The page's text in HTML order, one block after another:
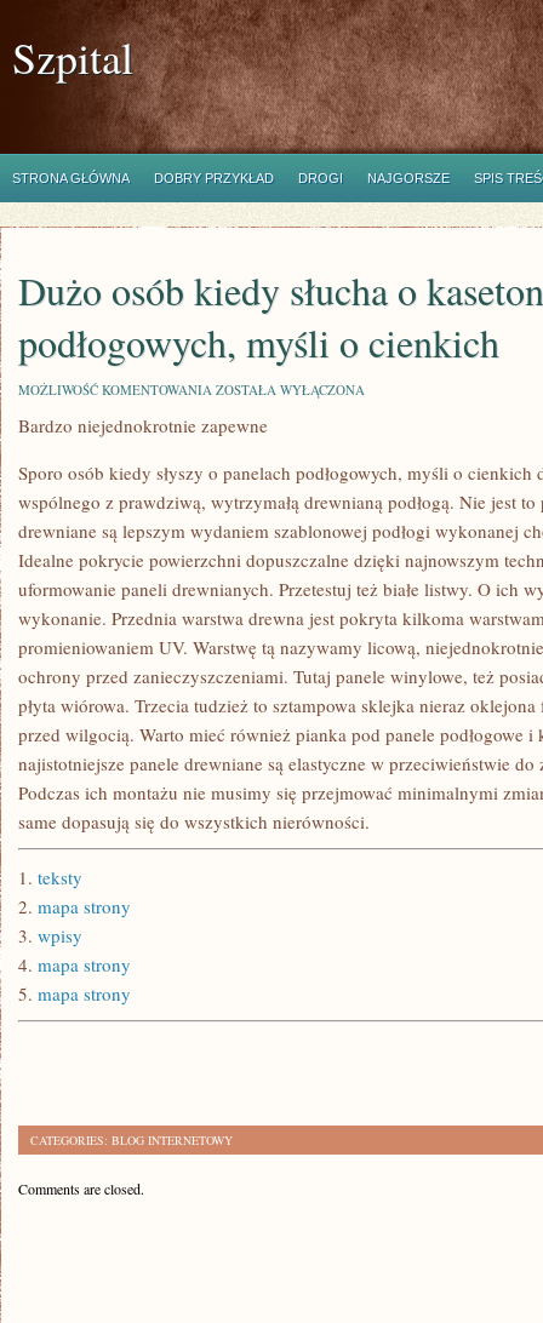
Szpital
STRONA GŁÓWNA DOBRY PRZYKŁAD DROGI NAJGORSZE SPIS
Dużo osób kiedy słucha o
podłogowych, myśli o cienkich
MOŻLIWOŚĆ KOMENTOWANIA DUŻO
KIEDY
KASETONACH
PODŁOGOWYCH,
MYŚLI
O
CIENKICH
ZOSTAŁA WYŁĄCZONA
Bardzo niejednokrotnie zapewne
Sporo osób kiedy słyszy o panelach podłogowych, myśli o cienkich
wspólnego z prawdziwą, wytrzymałą drewnianą podłogą. Nie jest
drewniane są lepszym wydaniem szablonowej podłogi wykonanej
Idealne pokrycie powierzchni dopuszczalne dzięki najnowszym
uformowanie paneli drewnianych. Przetestuj też białe listwy. O ich
wykonanie. Przednia warstwa drewna jest pokryta kilkoma
promieniowaniem UV. Warstwę tą nazywamy licową,
ochrony przed zanieczyszczeniami. Tutaj panele winylowe, też
płyta wiórowa. Trzecia tudzież to sztampowa sklejka nieraz
przed wilgocią. Warto mieć również pianka pod panele podłogowe i
najistotniejsze panele drewniane są elastyczne w przeciwieństwie
Podczas ich montażu nie musimy się przejmować minimalnymi
same dopasują się do wszystkich nierówności.
1. teksty
2. mapa strony
3. wpisy
4. mapa strony
5. mapa strony
CATEGORIES: BLOG INTERNETOWY
Comments are closed.